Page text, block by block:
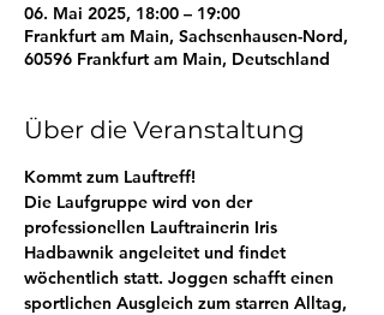
06. Mai 2025, 18:00 – 19:00
Frankfurt am Main, Sachsenhausen-Nord,
60596 Frankfurt am Main, Deutschland
Über die Veranstaltung
Kommt zum Lauftreff!
Die Laufgruppe wird von der
professionellen Lauftrainerin Iris
Hadbawnik angeleitet und findet
wöchentlich statt. Joggen schafft einen
sportlichen Ausgleich zum starren Alltag,